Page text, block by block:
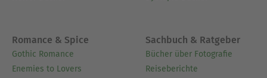
Romance & Spice
Gothic Romance
Enemies to Lovers
Sachbuch & Ratgeber
Bücher über Fotografie
Reiseberichte